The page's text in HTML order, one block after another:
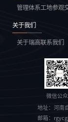
管理体系工地参观
关于我们
关于瑞高联系我们
微信公
地址： 河南
邮箱：